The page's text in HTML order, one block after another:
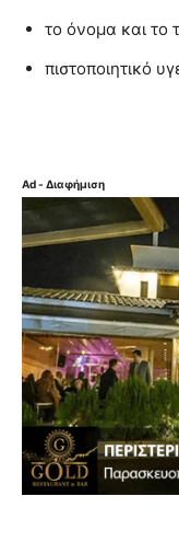
το όνομα και το
πιστοποιητικό
Ad - Διαφήμιση